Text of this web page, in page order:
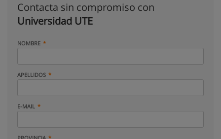
Contacta sin compromiso con
Universidad UTE
NOMBRE
APELLIDOS
E-MAIL